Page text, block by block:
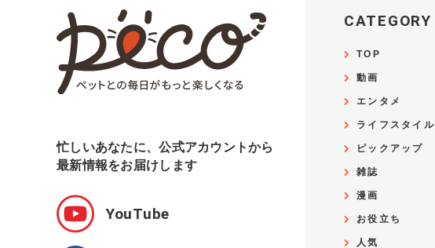
忙しいあなたに、公式アカウントから
最新情報をお届けします
YouTube
CATEGORY
TOP
動画
エンタメ
ライフスタイル
ピックアップ
雑誌
漫画
お役立ち
人気